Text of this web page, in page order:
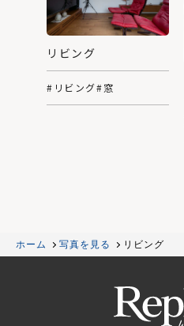
リビング
#リビング#窓
ホーム 写真を見る リビング